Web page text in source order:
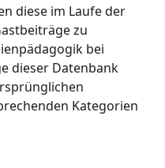
diese im Laufe der
zu
bei
dieser Datenbank
Kategorien